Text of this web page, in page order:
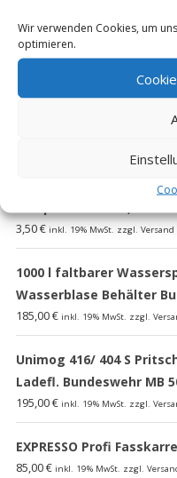
Wir verwenden Cookies, um
optimieren.
Kasse
Es befinden sich keine
3,50€ inkl. 19% MwSt. zzgl. Versand
1000 l faltbarer
Wasserblase Behälter
185,00€ inkl. 19% MwSt. zzgl.
Unimog 416/ 404 S
Ladefl. Bundeswehr MB
195,00€ inkl. 19% MwSt. zzgl.
EXPRESSO Profi
85,00€ inkl. 19% MwSt. zzgl.